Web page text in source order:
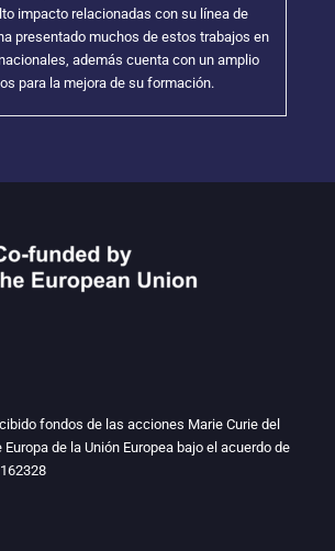
impacto relacionadas con su línea de
presentado muchos de estos trabajos en
además cuenta con un amplio
para la mejora de su formación.
fondos de las acciones Marie Curie del
de la Unión Europea bajo el acuerdo de